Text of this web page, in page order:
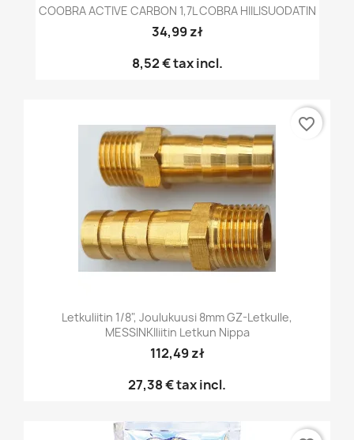
COOBRA ACTIVE CARBON 1,7L COBRA HIILISUODATIN
34,99 zł
8,52 €tax incl.
Letkuliitin 1/8", Joulukuusi 8mm GZ-Letkulle,
MESSINKIliitin Letkun Nippa
112,49 zł
27,38 €tax incl.
favorite_border